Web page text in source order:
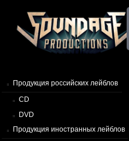
Продукция российских лейблов
CD
DVD
Продукция иностранных лейблов